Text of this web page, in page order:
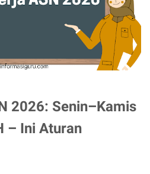
2026: Senin–Kamis
– Ini Aturan